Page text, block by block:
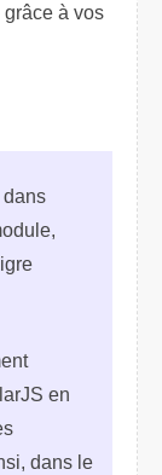
grâce à vos
dans
en
dans le